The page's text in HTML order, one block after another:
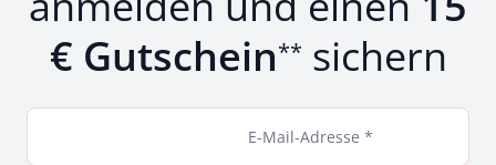
€ Gutschein** sichern
E-Mail-Adresse *